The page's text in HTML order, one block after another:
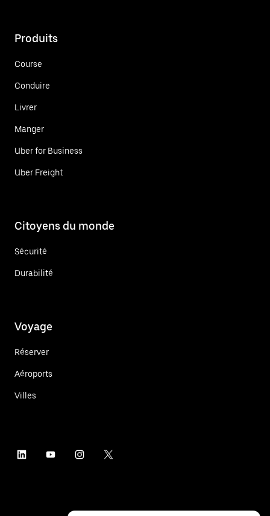
Produits
Course
Conduire
Livrer
Manger
Uber for Business
Uber Freight
Citoyens du monde
Sécurité
Durabilité
Voyage
Réserver
Aéroports
Villes